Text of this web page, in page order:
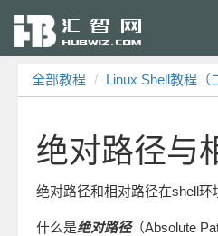
全部教程 Linux Shell教程（
绝对路径与
绝对路径和相对路径在shell环
什么是绝对路径（Absolute